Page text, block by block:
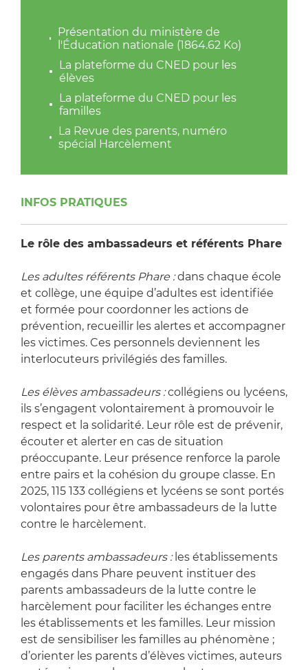
Présentation du ministère de
l'Éducation nationale (1864.62 Ko)
La plateforme du CNED pour les
élèves
La plateforme du CNED pour les
familles
La Revue des parents, numéro
spécial Harcèlement
INFOS PRATIQUES
Le rôle des ambassadeurs et référents Phare
Les adultes référents Phare :dans chaque école
et collège, une équipe d’adultes est identifiée
et formée pour coordonner les actions de
prévention, recueillir les alertes et accompagner
les victimes. Ces personnels deviennent les
interlocuteurs privilégiés des familles.
Les élèves ambassadeurs :collégiens ou lycéens,
ils s’engagent volontairement à promouvoir le
respect et la solidarité. Leur rôle est de prévenir,
écouter et alerter en cas de situation
préoccupante. Leur présence renforce la parole
entre pairs et la cohésion du groupe classe. En
2025, 115 133 collégiens et lycéens se sont portés
volontaires pour être ambassadeurs de la lutte
contre le harcèlement.
Les parents ambassadeurs : les établissements
engagés dans Phare peuvent instituer des
parents ambassadeurs de la lutte contre le
harcèlement pour faciliter les échanges entre
les établissements et les familles. Leur mission
est de sensibiliser les familles au phénomène ;
d’orienter les parents d’élèves victimes, auteurs